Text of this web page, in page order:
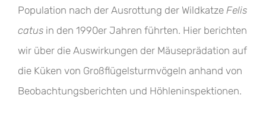
Population nach der Ausrottung der Wildkatze Felis
catus in den 1990er Jahren führten. Hier berichten
wir über die Auswirkungen der Mäuseprädation auf
die Küken von Großflügelsturmvögeln anhand von
Beobachtungsberichten und Höhleninspektionen.